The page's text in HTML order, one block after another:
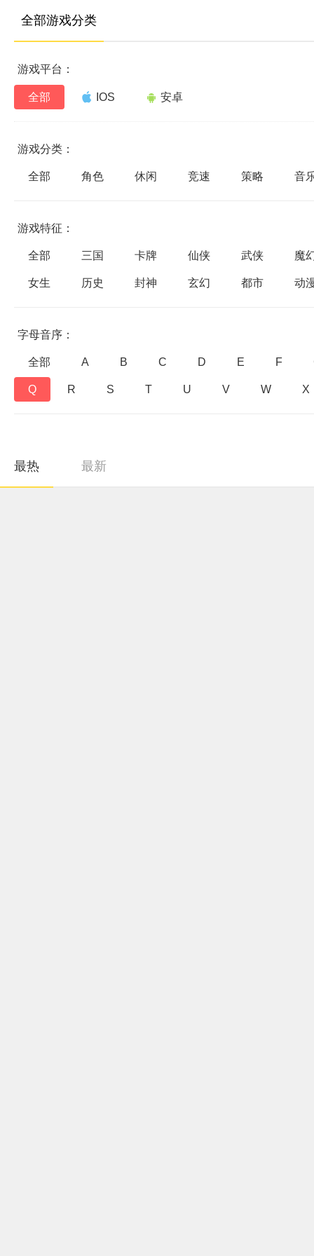
全部游戏分类
游戏平台：
全部 IOS 安卓
游戏分类：
全部 角色 休闲 竞速 策略 音
游戏特征：
全部 三国 卡牌 仙侠 武侠 魔
女生 历史 封神 玄幻 都市 动
字母音序：
全部 A B C D E F
Q R S T U V W X
最热 最新